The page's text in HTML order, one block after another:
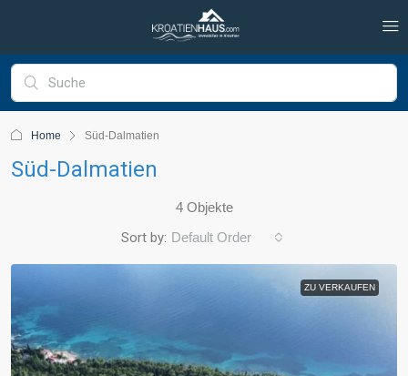
Home Süd-Dalmatien
Süd-Dalmatien
4 Objekte
Sort by: Default Order
ZU VERKAUFEN